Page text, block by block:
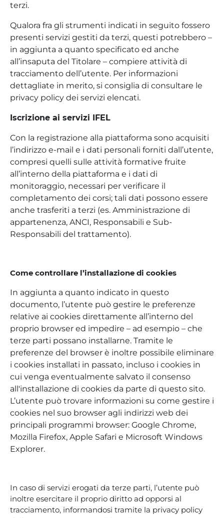
terzi.
Qualora fra gli strumenti indicati in seguito fossero
presenti servizi gestiti da terzi, questi potrebbero –
in aggiunta a quanto specificato ed anche
all’insaputa del Titolare – compiere attività di
tracciamento dell’utente. Per informazioni
dettagliate in merito, si consiglia di consultare le
privacy policy dei servizi elencati.
Iscrizione ai servizi IFEL
Con la registrazione alla piattaforma sono acquisiti
l’indirizzo e-mail e i dati personali forniti dall’utente,
compresi quelli sulle attività formative fruite
all’interno della piattaforma e i dati di
monitoraggio, necessari per verificare il
completamento dei corsi; tali dati possono essere
anche trasferiti a terzi (es. Amministrazione di
appartenenza, ANCI, Responsabili e Sub-
Responsabili del trattamento).
Come controllare l’installazione di cookies
In aggiunta a quanto indicato in questo
documento, l’utente può gestire le preferenze
relative ai cookies direttamente all’interno del
proprio browser ed impedire – ad esempio – che
terze parti possano installarne. Tramite le
preferenze del browser è inoltre possibile eliminare
i cookies installati in passato, incluso i cookies in
cui venga eventualmente salvato il consenso
all'installazione di cookies da parte di questo sito.
L’utente può trovare informazioni su come gestire i
cookies nel suo browser agli indirizzi web dei
principali programmi browser: Google Chrome,
Mozilla Firefox, Apple Safari e Microsoft Windows
Explorer.
In caso di servizi erogati da terze parti, l’utente può
inoltre esercitare il proprio diritto ad opporsi al
tracciamento, informandosi tramite la privacy policy